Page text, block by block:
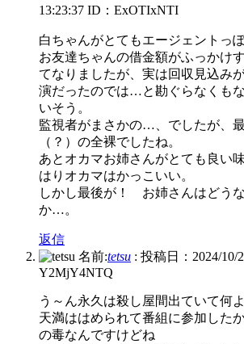
13:23:37 ID：ExOTIxNTI
白ちゃんがとてもエージェントっ
お友達ちゃんの借金額がふっかけ
てなりましたが、実は回収見込み
演だったのでは…と勘ぐらなくも
いそう。
監視者がまさかの…、でしたが、
（？）の全裸でしたね。
あとオカマお姉さんがとても良い
はりオカマはかっこいい。
しかし最後が！ お姉さんはどう
か…。
返信
名前:tetsu : 投稿日：2024/10/
Y2MjY4NTQ
う～ん永久は殺し屋間出ていて何
天満ははめられて番組に参加した
の毒なんですけどね